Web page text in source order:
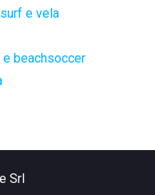
e vela
beachsoccer
Srl